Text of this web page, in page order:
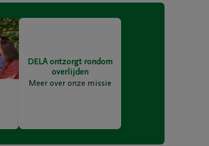
DELA ontzorgt rondom
overlijden
Meer over onze missie